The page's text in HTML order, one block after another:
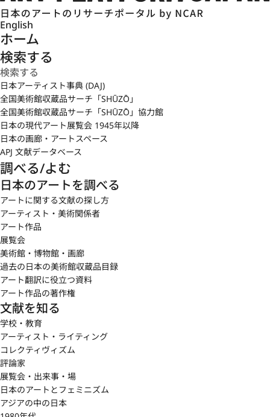
English
ホーム
検索する
日本アーティスト事典 (DAJ)
全国美術館収蔵品サーチ「SHŪZŌ」
全国美術館収蔵品サーチ「SHŪZŌ」協力館
日本の現代アート展覧会 1945年以降
日本の画廊・アートスペース
APJ 文献データベース
調べる/よむ
日本のアートを調べる
アートに関する文献の探し方
アーティスト・美術関係者
アート作品
展覧会
美術館・博物館・画廊
過去の日本の美術館収蔵品目録
アート翻訳に役立つ資料
アート作品の著作権
文献を知る
学校・教育
アーティスト・ライティング
コレクティヴィズム
評論家
展覧会・出来事・場
日本のアートとフェミニズム
アジアの中の日本